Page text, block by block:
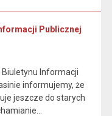
Publicznej
Informacji
informujemy, że
jeszcze do starych